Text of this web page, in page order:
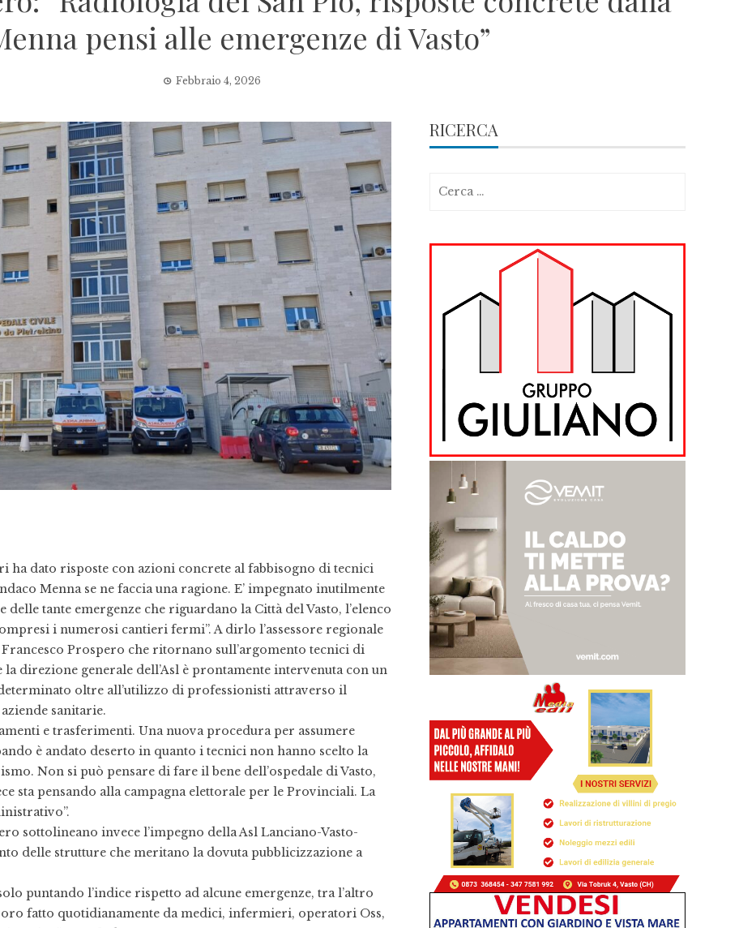
pensi alle emergenze di Vasto”
Febbraio 4, 2026
ha dato risposte con azioni concrete al fabbisogno di tecnici
Menna se ne faccia una ragione. E’ impegnato inutilmente
tante emergenze che riguardano la Città del Vasto, l’elenco
i numerosi cantieri fermi”. A dirlo l’assessore regionale
Prospero che ritornano sull’argomento tecnici di
direzione generale dell’Asl è prontamente intervenuta con un
oltre all’utilizzo di professionisti attraverso il
sanitarie.
e trasferimenti. Una nuova procedura per assumere
è andato deserto in quanto i tecnici non hanno scelto la
Non si può pensare di fare il bene dell’ospedale di Vasto,
sta pensando alla campagna elettorale per le Provinciali. La
sottolineano invece l’impegno della Asl Lanciano-Vasto-
delle strutture che meritano la dovuta pubblicizzazione a
puntando l’indice rispetto ad alcune emergenze, tra l’altro
fatto quotidianamente da medici, infermieri, operatori Oss,
RICERCA